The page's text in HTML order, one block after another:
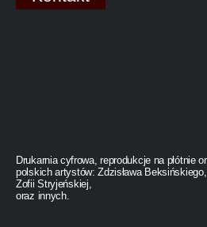
Drukarnia cyfrowa, reprodukcje na płótnie
polskich artystów: Zdzisława
Zofii Stryjeńskiej,
oraz innych.